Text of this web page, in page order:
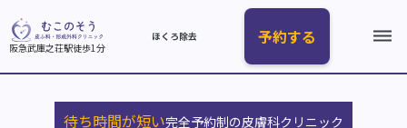
阪急武庫之荘駅徒歩1分
ほくろ除去 予約する dehaze
待ち時間が短い完全予約制の皮膚科クリニック